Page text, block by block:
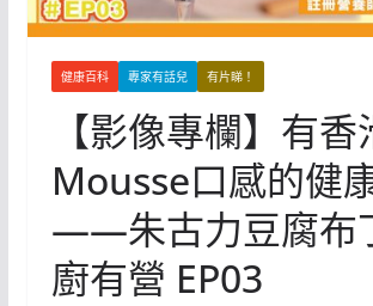
健康百科 專家有話兒 有片睇！
【影像專欄】有香
Mousse口感的健
——朱古力豆腐布
廚有營 EP03